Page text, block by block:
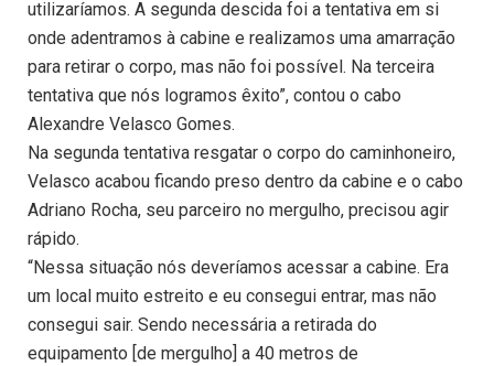
utilizaríamos. A segunda descida foi a tentativa em si
onde adentramos à cabine e realizamos uma amarração
para retirar o corpo, mas não foi possível. Na terceira
tentativa que nós logramos êxito”, contou o cabo
Alexandre Velasco Gomes.
Na segunda tentativa resgatar o corpo do caminhoneiro,
Velasco acabou ficando preso dentro da cabine e o cabo
Adriano Rocha, seu parceiro no mergulho, precisou agir
rápido.
“Nessa situação nós deveríamos acessar a cabine. Era
um local muito estreito e eu consegui entrar, mas não
consegui sair. Sendo necessária a retirada do
equipamento [de mergulho] a 40 metros de